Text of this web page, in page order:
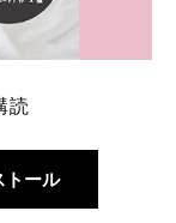
読
トール